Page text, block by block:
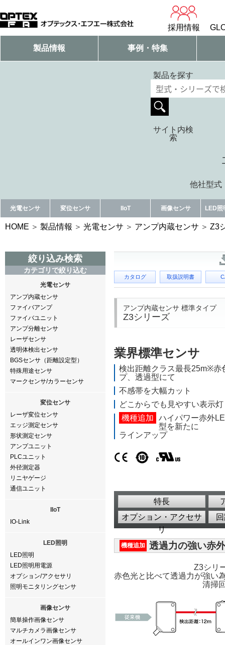
採用情報
製品情報 事例・特集
製品を探す
サイト内検
索
他社型式
光電センサ 変位センサ IIoT 画像センサ LED照
HOME 製品情報 光電センサ アンプ内蔵センサ Z3
絞り込み検索
カテゴリで絞り込む
光電センサ
アンプ内蔵センサ
ファイバアンプ
ファイバユニット
アンプ分離センサ
レーザセンサ
透明体検出センサ
BGSセンサ（距離設定型）
特殊用途センサ
マークセンサ/カラーセンサ
変位センサ
レーザ変位センサ
エッジ測定センサ
形状測定センサ
アンプユニット
PLCユニット
外径測定器
リニヤゲージ
通信ユニット
IIoT
IO-Link
LED照明
LED照明
LED照明用電源
オプション/アクセサリ
照明モニタリングセンサ
画像センサ
簡単操作画像センサ
マルチカメラ画像センサ
オールインワン画像センサ
カタログ 取扱説明書
アンプ内蔵センサ 標準タイプ
Z3シリーズ
業界標準センサ
検出距離クラス最長25m※赤
プ、透過型にて
不感帯を大幅カット
どこからでも見やすい表示灯
機種追加
ハイパワー赤外
型を新たに
ラインアップ
特長
オプション・アクセサ
リ
機種追加 透過力の強い赤
Z3シリ
赤色光と比べて透過力が強い
清掃